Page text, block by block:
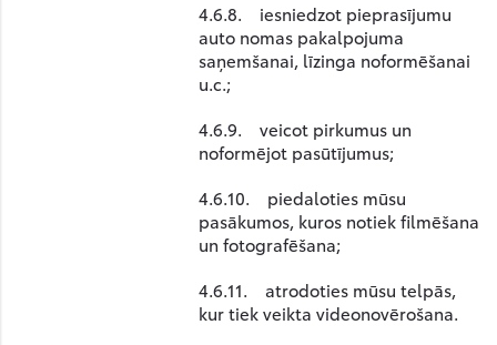
4.6.8. iesniedzot pieprasījumu
auto nomas pakalpojuma
saņemšanai, līzinga noformēšanai
u.c.;
4.6.9. veicot pirkumus un
noformējot pasūtījumus;
4.6.10. piedaloties mūsu
pasākumos, kuros notiek filmēšana
un fotografēšana;
4.6.11. atrodoties mūsu telpās,
kur tiek veikta videonovērošana.